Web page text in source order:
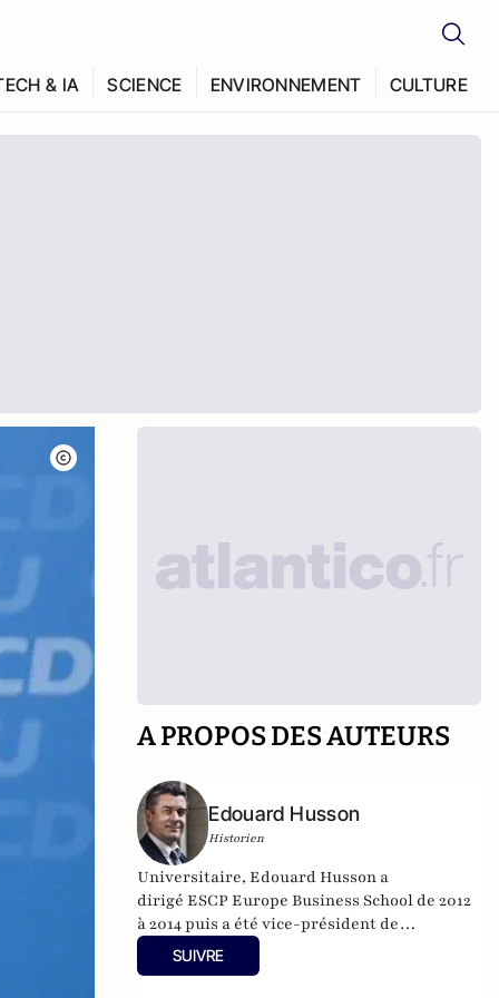
& IA SCIENCE ENVIRONNEMENT CULTURE
A PROPOS DES AUTEURS
Edouard Husson
Historien
Universitaire, Edouard Husson a
dirigéESCP Europe Business School de 2012
à 2014puis a été vice-président de
l’Université Paris Sciences & Lettres (
Il est actuellement professeur à l’Institut
SUIVRE